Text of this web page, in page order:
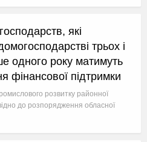
які
трьох і
одного року матимуть
фінансової підтримки
розвитку районної
до розпорядження обласної